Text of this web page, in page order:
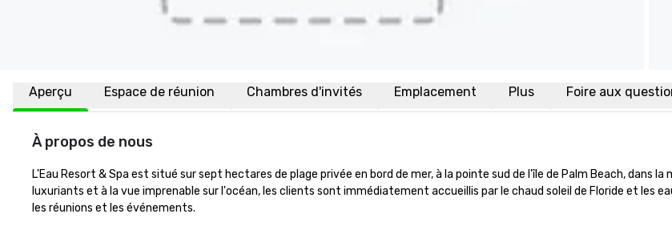
Aperçu Espace de réunion Chambres d'invités Emplacement Plus Foire aux
À propos de nous
L'Eau Resort & Spa est situé sur sept hectares de plage privée en bord de mer, à la pointe sud de l'île de Palm Beach, dans
luxuriants et à la vue imprenable sur l'océan, les clients sont immédiatement accueillis par le chaud soleil de Floride et les
les réunions et les événements.